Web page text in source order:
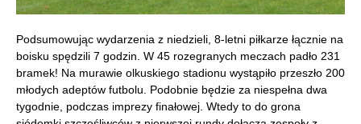
Podsumowując wydarzenia z niedzieli, 8-letni piłkarze łącznie na
boisku spędzili 7 godzin. W 45 rozegranych meczach padło 231
bramek! Na murawie olkuskiego stadionu wystąpiło przeszło 200
młodych adeptów futbolu. Podobnie będzie za niespełna dwa
tygodnie, podczas imprezy finałowej. Wtedy to do grona